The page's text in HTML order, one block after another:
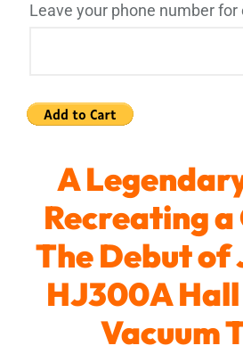
Leave your phone number for
A
Recreating a
The Debut of
HJ300A
Vacuum